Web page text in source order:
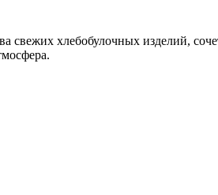
свежих хлебобулочных изделий,